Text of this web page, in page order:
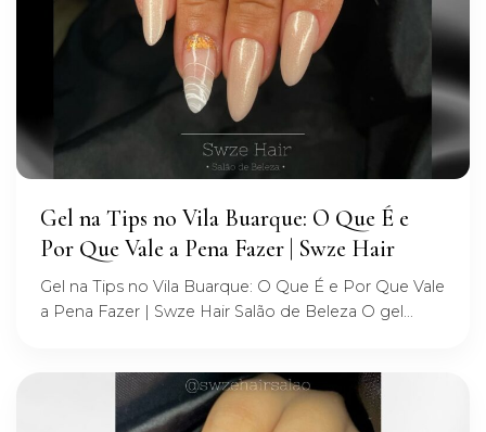
Gel na Tips no Vila Buarque: O Que É e
Por Que Vale a Pena Fazer | Swze Hair
Gel na Tips no Vila Buarque: O Que É e Por Que Vale
a Pena Fazer | Swze Hair Salão de Beleza O gel...